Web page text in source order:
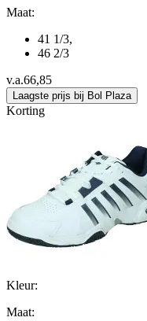
Maat:
41 1/3,
46 2/3
v.a.66,85
Laagste prijs bij Bol Plaza
Korting
Kleur:
Maat: